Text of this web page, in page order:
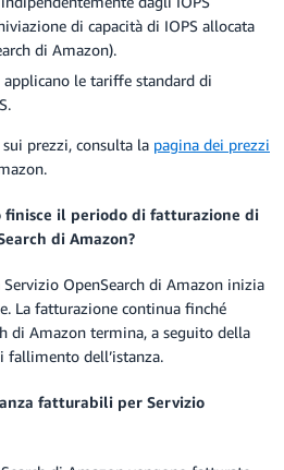
di capacità di IOPS allocata
di Amazon).
le tariffe standard di
prezzi, consulta la pagina dei prezzi
finisce il periodo di fatturazione di
di Amazon?
OpenSearch di Amazon inizia
La fatturazione continua finché
di Amazon termina, a seguito della
fallimento dell’istanza.
fatturabili per Servizio